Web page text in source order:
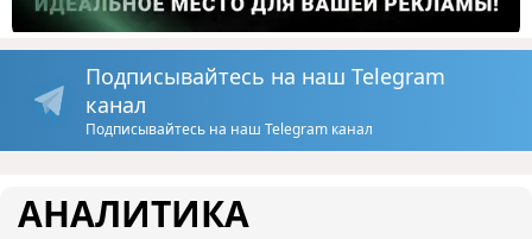
Подписывайтесь на наш Telegram
канал
Подписывайтесь на наш Telegram канал
АНАЛИТИКА